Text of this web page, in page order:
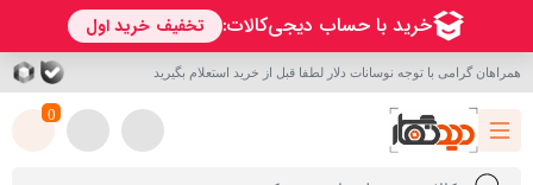
همراهان گرامی با توجه نوسانات دلار لطفا قبل از خرید استعلام بگیرید
0